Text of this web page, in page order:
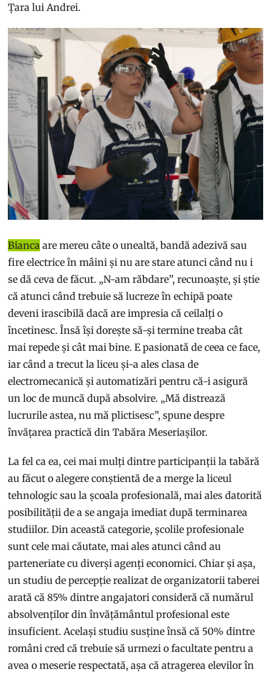
Țara lui Andrei.
Bianca are mereu câte o unealtă, bandă adezivă sau
fire electrice în mâini și nu are stare atunci când nu i
se dă ceva de făcut. „N-am răbdare”, recunoaște, și știe
că atunci când trebuie să lucreze în echipă poate
deveni irascibilă dacă are impresia că ceilalți o
încetinesc. Însă își dorește să-și termine treaba cât
mai repede și cât mai bine. E pasionată de ceea ce face,
iar când a trecut la liceu și-a ales clasa de
electromecanică și automatizări pentru că-i asigură
un loc de muncă după absolvire. „Mă distrează
lucrurile astea, nu mă plictisesc”, spune despre
învățarea practică din Tabăra Meseriașilor.
La fel ca ea, cei mai mulți dintre participanții la tabără
au făcut o alegere conștientă de a merge la liceul
tehnologic sau la școala profesională, mai ales datorită
posibilității de a se angaja imediat după terminarea
studiilor. Din această categorie, școlile profesionale
sunt cele mai căutate, mai ales atunci când au
parteneriate cu diverși agenți economici. Chiar și așa,
un studiu de percepție realizat de organizatorii taberei
arată că 85% dintre angajatori consideră că numărul
absolvenților din învățământul profesional este
insuficient. Același studiu susține însă că 50% dintre
români cred că trebuie să urmezi o facultate pentru a
avea o meserie respectată, așa că atragerea elevilor în